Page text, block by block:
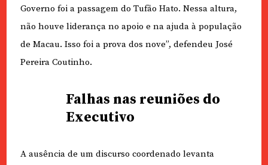
Governo foi a passagem do Tufão Hato. Nessa altura,
não houve liderança no apoio e na ajuda à população
de Macau. Isso foi a prova dos nove”, defendeu José
Pereira Coutinho.
Falhas nas reuniões do
Executivo
A ausência de um discurso coordenado levanta